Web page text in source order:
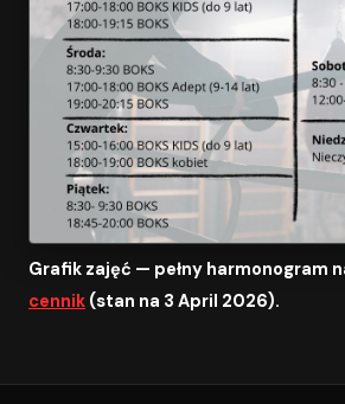
Grafik zajęć — pełny harmonogram
cennik (stan na 3 April 2026).